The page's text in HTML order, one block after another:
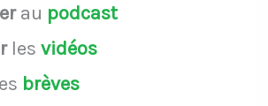
au podcast
les vidéos
brèves